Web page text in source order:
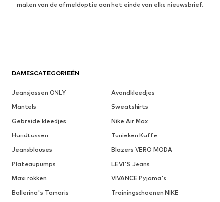
maken van de afmeldoptie aan het einde van elke nieuwsbrief.
DAMESCATEGORIEËN
Jeansjassen ONLY
Avondkleedjes
Mantels
Sweatshirts
Gebreide kleedjes
Nike Air Max
Handtassen
Tunieken Kaffe
Jeansblouses
Blazers VERO MODA
Plateaupumps
LEVI'S Jeans
Maxi rokken
VIVANCE Pyjama's
Ballerina's Tamaris
Trainingschoenen NIKE